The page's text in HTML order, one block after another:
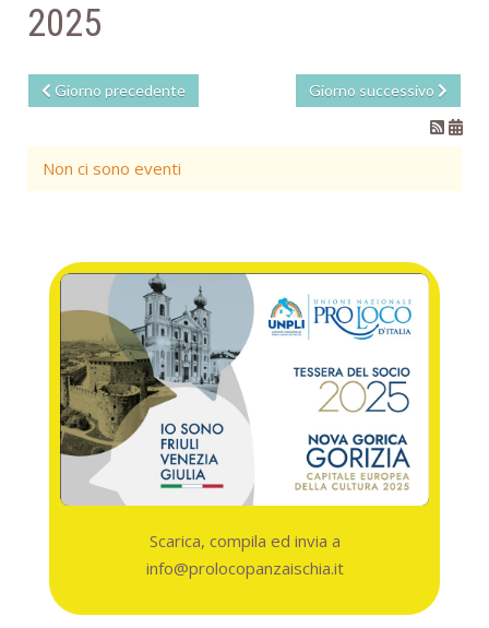
2025
Giorno precedente Giorno successivo
Non ci sono eventi
Scarica, compila ed invia a
info@prolocopanzaischia.it